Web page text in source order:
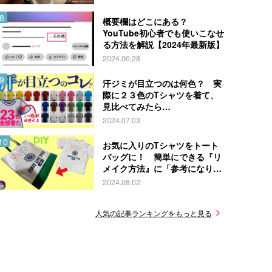
概要欄はどこにある？
YouTube初心者でも使いこなせ
る方法を解説【2024年最新版】
2024.06.28
汗ジミが目立つのは何色？ 実
際に２３色のTシャツを着て、
見比べてみたら…
2024.07.03
お気に入りのTシャツをトート
バッグに！ 簡単にできる『リ
メイク方法』に「参考になりま
す」
2024.08.02
人気の記事ランキングをもっと見る